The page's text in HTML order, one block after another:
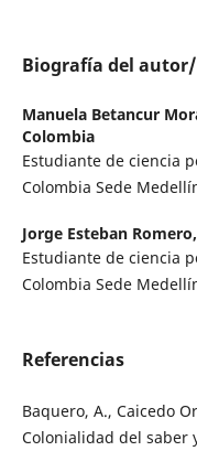
Biografía del
Manuela Betancur
Colombia
Estudiante de ciencia
Colombia Sede
Jorge Esteban Romero,
Estudiante de ciencia
Colombia Sede
Referencias
Baquero, A., Caicedo
Colonialidad del saber